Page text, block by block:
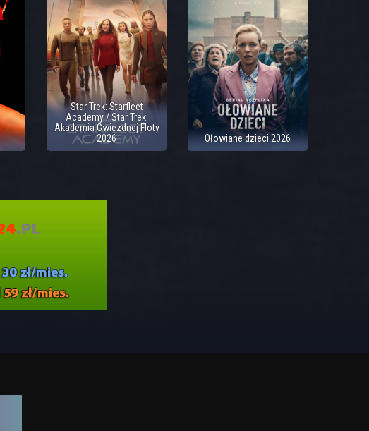
Star Trek: Starfleet
Academy / Star Trek:
Akademia Gwiezdnej Floty
2026
Ołowiane dzieci 2026